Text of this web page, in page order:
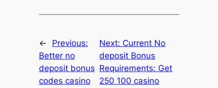
←
Previous:
Better no
deposit bonus
codes casino
Next: Current No
deposit Bonus
Requirements: Get
250 100 casino